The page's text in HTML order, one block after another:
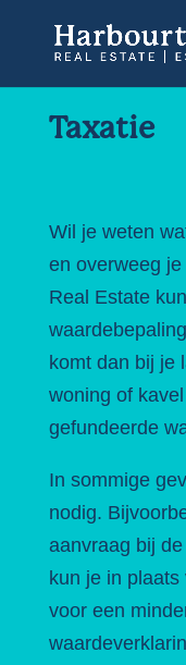
Taxatie
Wil je weten
en overweeg
Real Estate
komt dan bij je
woning of
gefundeerde
In sommige
nodig.
aanvraag bij
kun je in
voor een